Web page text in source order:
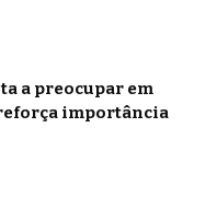
a preocupar em
importância